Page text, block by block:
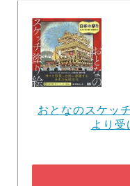
おとなのスケ
より受